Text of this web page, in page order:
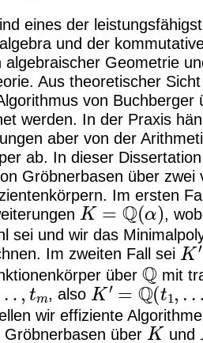
eines der
und der
algebraischer Geometrie
Aus theoretischer
von Buchberger
werden. In der Praxis
aber von der
ab. In dieser
Gröbnerbasen über zwei
Im ersten
K=Q(α)
,
sei und wir das
Im zweiten Fall sei
K′
über
Q
mit
,tm
, also
K′=Q( t1,…, t
wir effiziente
über
K
und